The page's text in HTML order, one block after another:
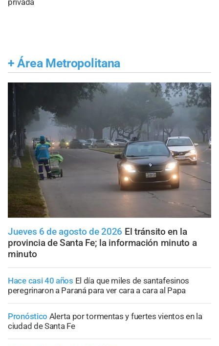
+ Área Metropolitana
Jueves 6 de agosto de 2026 El tránsito en la
provincia de Santa Fe; la información minuto a
minuto
Hace casi 40 años El día que miles de santafesinos
peregrinaron a Paraná para ver cara a cara al Papa
Pronóstico Alerta por tormentas y fuertes vientos en la
ciudad de Santa Fe